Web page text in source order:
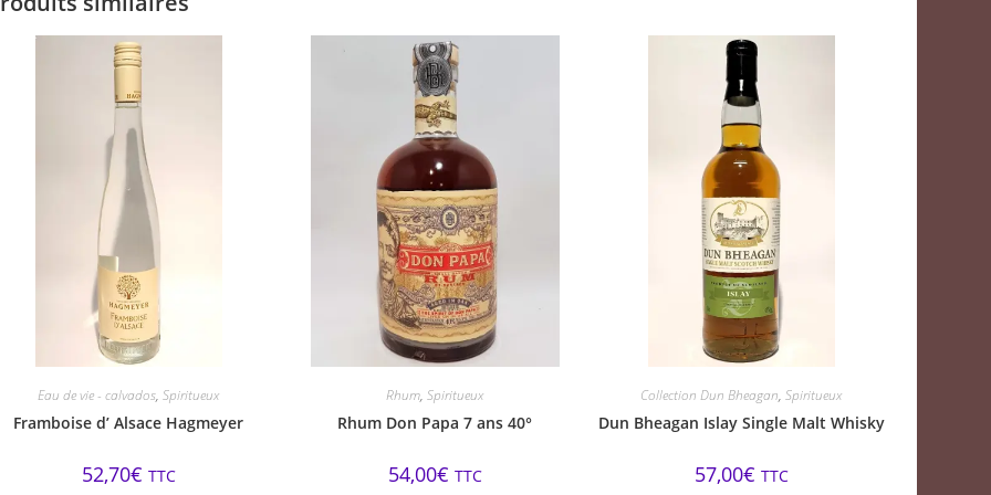
Eau de vie - calvados,Spiritueux
Framboise d’ Alsace Hagmeyer
52,70€ TTC
Rhum,Spiritueux
Rhum Don Papa 7 ans 40°
54,00€ TTC
Collection Dun Bheagan,Spiritueux
Dun Bheagan Islay Single Malt Whisky
57,00€ TTC